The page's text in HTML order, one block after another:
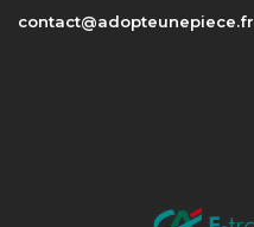
contact@adopteunepiece.fr